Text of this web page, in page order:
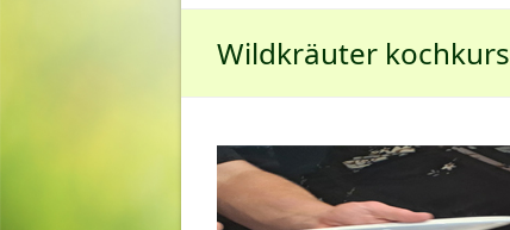
Wildkräuter kochkurs